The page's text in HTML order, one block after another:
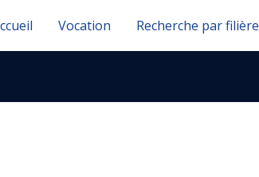
Vocation Recherche par filière